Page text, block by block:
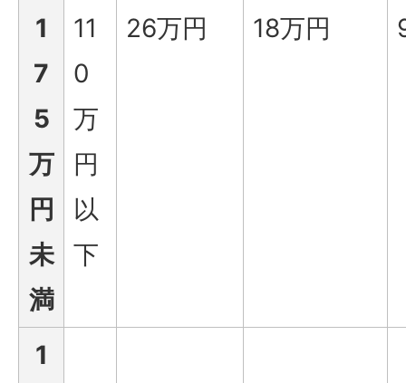
1
7
5
万
円
未
満
11
0
万
円
以
下
26万円 18万円
1